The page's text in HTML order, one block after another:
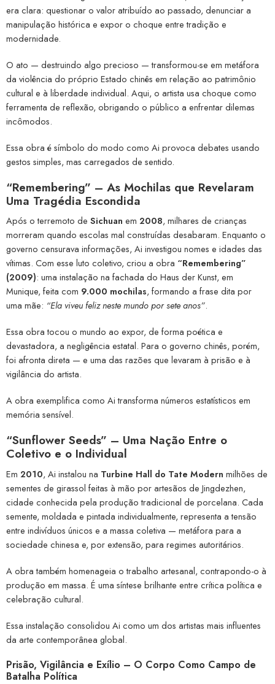
era clara: questionar o valor atribuído ao passado, denunciar a
manipulação histórica e expor o choque entre tradição e
modernidade.
O ato — destruindo algo precioso — transformou-se em metáfora
da violência do próprio Estado chinês em relação ao patrimônio
cultural e à liberdade individual. Aqui, o artista usa choque como
ferramenta de reflexão, obrigando o público a enfrentar dilemas
incômodos.
Essa obra é símbolo do modo como Ai provoca debates usando
gestos simples, mas carregados de sentido.
“Remembering” – As Mochilas que Revelaram
Uma Tragédia Escondida
Após o terremoto de Sichuan em 2008, milhares de crianças
morreram quando escolas mal construídas desabaram. Enquanto o
governo censurava informações, Ai investigou nomes e idades das
vítimas. Com esse luto coletivo, criou a obra “Remembering”
(2009): uma instalação na fachada do Haus der Kunst, em
Munique, feita com 9.000 mochilas, formando a frase dita por
uma mãe: “Ela viveu feliz neste mundo por sete anos”.
Essa obra tocou o mundo ao expor, de forma poética e
devastadora, a negligência estatal. Para o governo chinês, porém,
foi afronta direta — e uma das razões que levaram à prisão e à
vigilância do artista.
A obra exemplifica como Ai transforma números estatísticos em
memória sensível.
“Sunflower Seeds” – Uma Nação Entre o
Coletivo e o Individual
Em 2010, Ai instalou na Turbine Hall do Tate Modern milhões de
sementes de girassol feitas à mão por artesãos de Jingdezhen,
cidade conhecida pela produção tradicional de porcelana. Cada
semente, moldada e pintada individualmente, representa a tensão
entre indivíduos únicos e a massa coletiva — metáfora para a
sociedade chinesa e, por extensão, para regimes autoritários.
A obra também homenageia o trabalho artesanal, contrapondo-o à
produção em massa. É uma síntese brilhante entre crítica política e
celebração cultural.
Essa instalação consolidou Ai como um dos artistas mais influentes
da arte contemporânea global.
Prisão, Vigilância e Exílio – O Corpo Como Campo de
Batalha Política